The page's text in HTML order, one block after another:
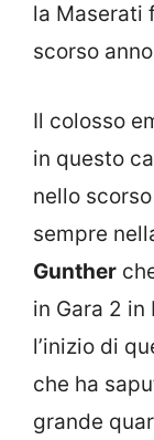
la Maserati
scorso
Il colosso
in questo
nello
sempre
Gunther
in Gara 2 in
l’inizio di
che ha
grande